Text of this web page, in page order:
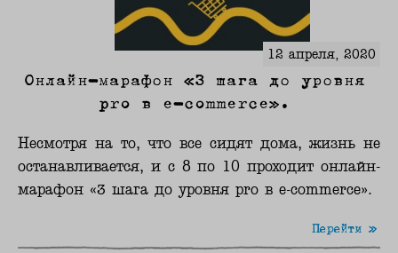
12 апреля, 2020
Онлайн-марафон «3 шага до уровня
pro в e-commerce».
Несмотря на то, что все сидят дома, жизнь не
останавливается, и с 8 по 10 проходит онлайн-
марафон «3 шага до уровня pro в e-commerce».
Перейти »